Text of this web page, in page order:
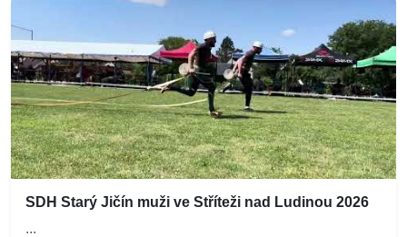
SDH Starý Jičín muži ve Stříteži nad Ludinou 2026
...